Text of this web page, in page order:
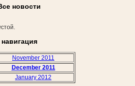
новости
навигация
November 2011
December 2011
January 2012